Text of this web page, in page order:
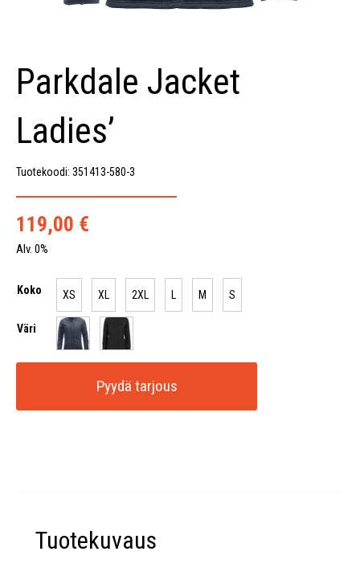
Parkdale Jacket
Ladies’
Tuotekoodi: 351413-580-3
119,00 €
Alv. 0%
Koko XS XL 2XL L M S
Väri
Pyydä tarjous
Tuotekuvaus